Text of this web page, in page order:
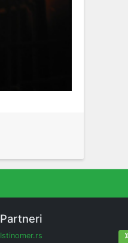
Partneri
Istinomer.rs